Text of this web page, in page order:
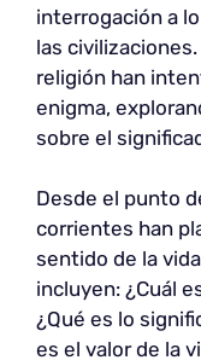
interrogación a
las
religión han
enigma,
sobre el
Desde el punto
corrientes han
sentido de la
incluyen: ¿Cuál
¿Qué es lo
es el valor de la